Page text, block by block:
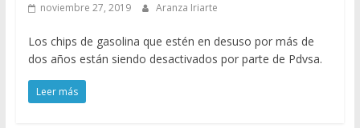
noviembre 27, 2019 Aranza Iriarte
Los chips de gasolina que estén en desuso por más de
dos años están siendo desactivados por parte de Pdvsa.
Leer más